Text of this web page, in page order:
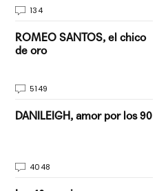
134
ROMEO SANTOS, el chico
de oro
5149
DANILEIGH, amor por los 90
4048